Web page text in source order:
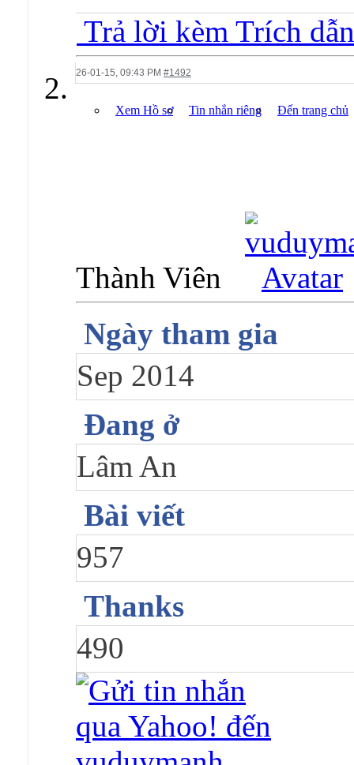
Trả lời kèm Trích dẫn
26-01-15, 09:43 PM #1492
Xem Hồ sơ Tin nhắn riêng Đến trang chủ
Thành Viên
Ngày tham gia
Sep 2014
Đang ở
Lâm An
Bài viết
957
Thanks
490